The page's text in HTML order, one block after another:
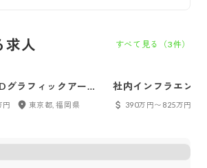
求人 すべて見る（3件）
グラフィックアーテ
円 東京都, 福岡県
社内インフラエン
390万円〜825万円